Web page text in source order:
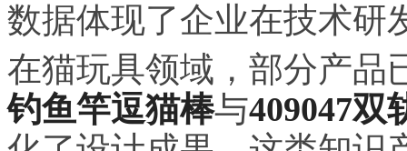
数据体现了企业在技术研
在猫玩具领域，部分产品
钓鱼竿逗猫棒与409047双